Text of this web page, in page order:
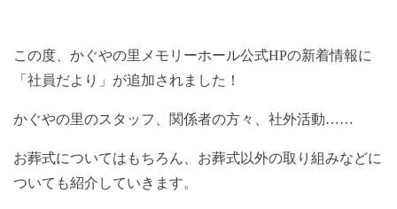
この度、かぐやの里メモリーホール公式HPの新着情報に
「社員だより」が追加されました！
かぐやの里のスタッフ、関係者の方々、社外活動……
お葬式についてはもちろん、お葬式以外の取り組みなどに
ついても紹介していきます。